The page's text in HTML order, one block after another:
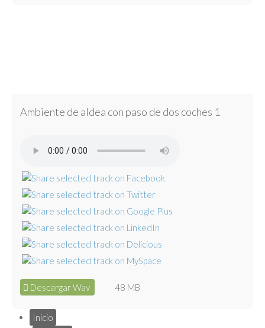
Ambiente de aldea con paso de dos coches 1
Descargar Wav 48 MB
Inicio